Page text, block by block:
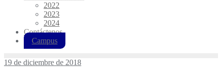
2022
2023
2024
Contáctenos
Campus
19 de diciembre de 2018